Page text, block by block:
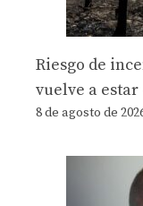
Riesgo de
vuelve a
8 de agosto de